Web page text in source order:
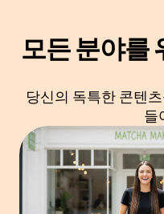
모든 분야를
당신의 독특한 콘텐
들